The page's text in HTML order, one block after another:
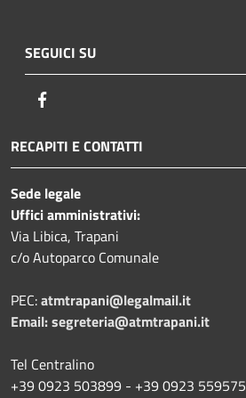
SEGUICI SU
RECAPITI E CONTATTI
Sede legale
Uffici amministrativi:
Via Libica, Trapani
c/o Autoparco Comunale
PEC:atmtrapani@legalmail.it
Email:segreteria@atmtrapani.it
Tel Centralino
+39 0923 503899 - +39 0923 559575